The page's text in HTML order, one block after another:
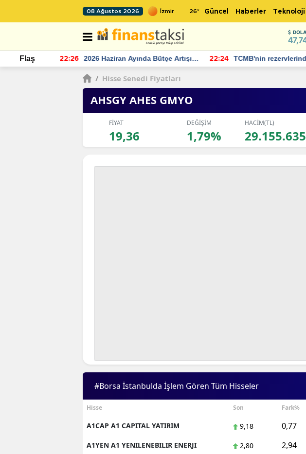
08 Ağustos 2026 26° Güncel Haberler Teknoloji
Flaş 22:26
2026 Haziran Ayında Bütçe Artışı
Yaşandı
22:24
TCMB'nin
momentum devam
/ Hisse Senedi Fiyatları
AHSGY AHES GMYO
FİYAT
19,36
DEĞİŞİM
1,79%
HACİM(TL)
#Borsa İstanbulda İşlem Gören Tüm Hisseler
Hisse Son Fark%
A1CAP A1 CAPITAL YATIRIM 9,18 0,77
A1YEN A1 YENILENEBILIR ENERJI 2,80 2,94